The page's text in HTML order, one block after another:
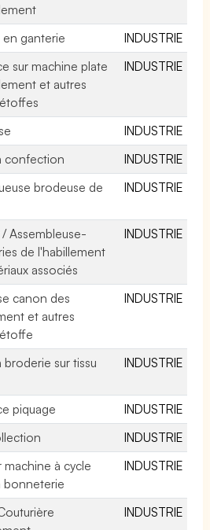
en ganterie
INDUSTRIE
sur machine plate
et autres
INDUSTRIE
INDUSTRIE
confection
INDUSTRIE
brodeuse de
INDUSTRIE
Assembleuse-
de l'habillement
associés
INDUSTRIE
canon des
et autres
INDUSTRIE
broderie sur tissu
INDUSTRIE
piquage
INDUSTRIE
INDUSTRIE
machine à cycle
bonneterie
INDUSTRIE
INDUSTRIE